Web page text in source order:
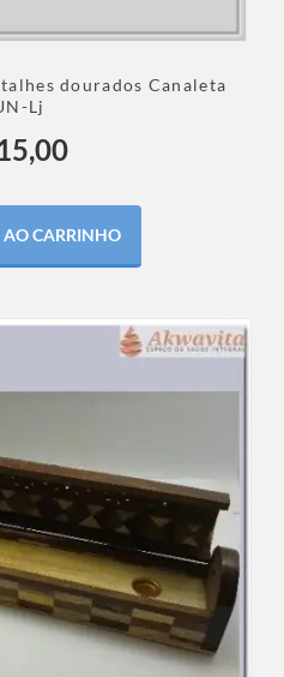
dourados Canaleta
Lj
CARRINHO